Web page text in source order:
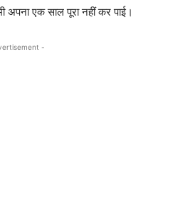
अपना एक साल पूरा नहीं कर पाई।
-